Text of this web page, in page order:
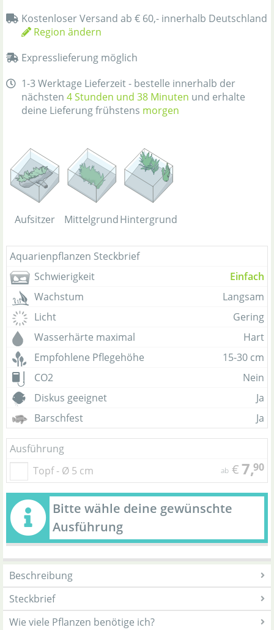
Kostenloser Versand ab € 60,- innerhalb Deutschland
Region ändern
Expresslieferung möglich
1-3 Werktage Lieferzeit - bestelle innerhalb der
nächsten 4 Stunden und 38 Minuten und erhalte
deine Lieferung frühstens morgen
Aufsitzer MittelgrundHintergrund
Aquarienpflanzen Steckbrief
Schwierigkeit
Einfach
Wachstum
Langsam
Licht
Gering
Wasserhärte maximal
Hart
Empfohlene Pflegehöhe
15-30 cm
CO2
Nein
Diskus geeignet
Ja
Barschfest
Ja
Ausführung
Topf - Ø 5 cm
ab €7,90
Bitte wähle deine gewünschte
Ausführung
Beschreibung
Steckbrief
Wie viele Pflanzen benötige ich?